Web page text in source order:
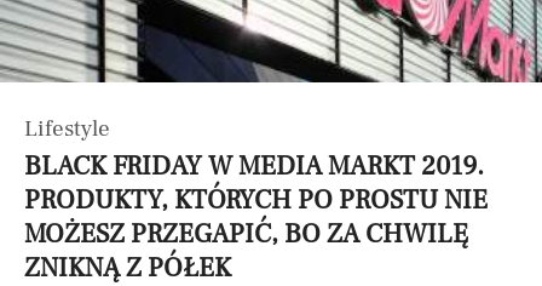
Lifestyle
BLACK FRIDAY W MEDIA MARKT 2019.
PRODUKTY, KTÓRYCH PO PROSTU NIE
MOŻESZ PRZEGAPIĆ, BO ZA CHWILĘ
ZNIKNĄ Z PÓŁEK